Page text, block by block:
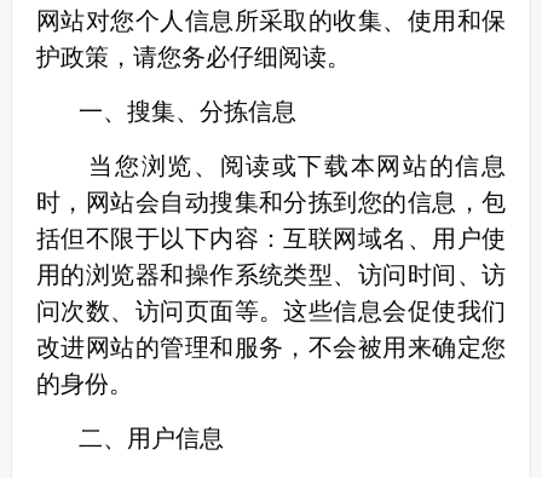
网站对您个人信息所采取的收集、使用和保
护政策，请您务必仔细阅读。
一、搜集、分拣信息
当您浏览、阅读或下载本网站的信息
时，网站会自动搜集和分拣到您的信息，包
括但不限于以下内容：互联网域名、用户使
用的浏览器和操作系统类型、访问时间、访
问次数、访问页面等。这些信息会促使我们
改进网站的管理和服务，不会被用来确定您
的身份。
二、用户信息